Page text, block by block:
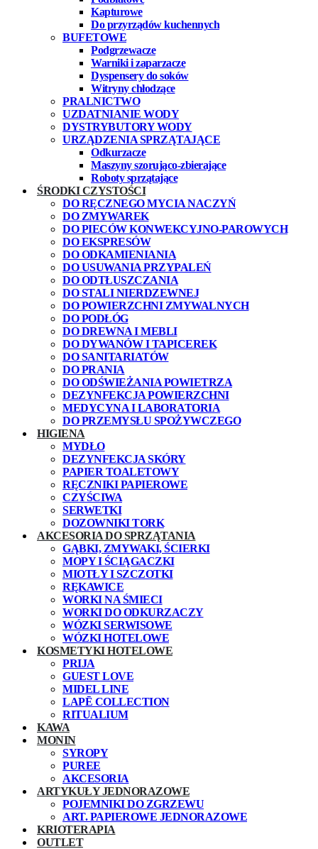
Kapturowe
Do przyrządów kuchennych
BUFETOWE
Podgrzewacze
Warniki i zaparzacze
Dyspensery do soków
Witryny chłodzące
PRALNICTWO
UZDATNIANIE WODY
DYSTRYBUTORY WODY
URZĄDZENIA SPRZĄTAJĄCE
Odkurzacze
Maszyny szorująco-zbierające
Roboty sprzątające
ŚRODKI CZYSTOŚCI
DO RĘCZNEGO MYCIA NACZYŃ
DO ZMYWAREK
DO PIECÓW KONWEKCYJNO-PAROWYCH
DO EKSPRESÓW
DO ODKAMIENIANIA
DO USUWANIA PRZYPALEŃ
DO ODTŁUSZCZANIA
DO STALI NIERDZEWNEJ
DO POWIERZCHNI ZMYWALNYCH
DO PODŁÓG
DO DREWNA I MEBLI
DO DYWANÓW I TAPICEREK
DO SANITARIATÓW
DO PRANIA
DO ODŚWIEŻANIA POWIETRZA
DEZYNFEKCJA POWIERZCHNI
MEDYCYNA I LABORATORIA
DO PRZEMYSŁU SPOŻYWCZEGO
HIGIENA
MYDŁO
DEZYNFEKCJA SKÓRY
PAPIER TOALETOWY
RĘCZNIKI PAPIEROWE
CZYŚCIWA
SERWETKI
DOZOWNIKI TORK
AKCESORIA DO SPRZĄTANIA
GĄBKI, ZMYWAKI, ŚCIERKI
MOPY I ŚCIĄGACZKI
MIOTŁY I SZCZOTKI
RĘKAWICE
WORKI NA ŚMIECI
WORKI DO ODKURZACZY
WÓZKI SERWISOWE
WÓZKI HOTELOWE
KOSMETYKI HOTELOWE
PRIJA
GUEST LOVE
MIDEL LINE
LAPĒ COLLECTION
RITUALIUM
KAWA
MONIN
SYROPY
PUREE
AKCESORIA
ARTYKUŁY JEDNORAZOWE
POJEMNIKI DO ZGRZEWU
ART. PAPIEROWE JEDNORAZOWE
KRIOTERAPIA
OUTLET